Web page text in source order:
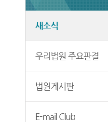
조직 및 전화번호
시/군 법원
청사안내
법원게시판
자주묻는질문
재판안내서
장애인·외국인
판결서사본 제
칭찬합니다
새소식
우리법원 주요판결
법원게시판
E-mail Club